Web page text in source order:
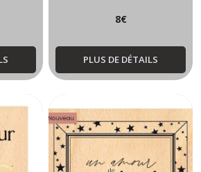
8€
PLUS DE DÉTAILS